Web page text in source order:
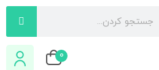
0